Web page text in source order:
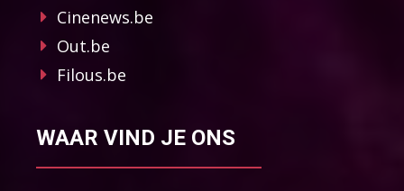
Cinenews.be
Out.be
Filous.be
WAAR VIND JE ONS